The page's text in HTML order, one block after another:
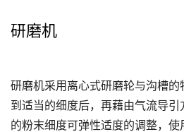
研磨机
研磨机采用离心式研磨轮与沟槽
到适当的细度后，再藉由气流导
的粉末细度可弹性适度的调整，